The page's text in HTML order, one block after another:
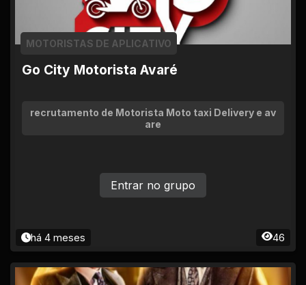
Go City Motorista Avaré
MOTORISTAS DE APLICATIVO
recrutamento de Motorista Moto taxi Delivery e av
are
há 4 meses 46
Entrar no grupo